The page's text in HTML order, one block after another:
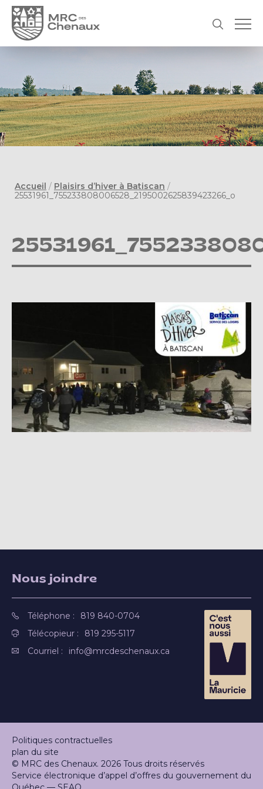
Accueil / Plaisirs d’hiver à Batiscan /
25531961_755233808006528_2195002625839423266_o
Nous joindre
Téléphone :
819 840-0704
Télécopieur :
819 295-5117
Courriel :
info@mrcdeschenaux.ca
Politiques contractuelles
plan du site
© MRC des Chenaux. 2026 Tous droits réservés
Service électronique d’appel d’offres du gouvernement du